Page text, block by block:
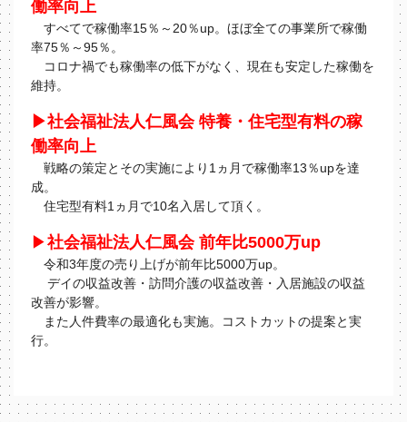
働率向上
すべてで稼働率15％～20％up。ほぼ全ての事業所で稼働
率75％～95％。
コロナ禍でも稼働率の低下がなく、現在も安定した稼働を
維持。
▶社会福祉法人仁風会 特養・住宅型有料の稼
働率向上
戦略の策定とその実施により1ヵ月で稼働率13％upを達
成。
住宅型有料1ヵ月で10名入居して頂く。
▶社会福祉法人仁風会 前年比5000万up
令和3年度の売り上げが前年比5000万up。
デイの収益改善・訪問介護の収益改善・入居施設の収益
改善が影響。
また人件費率の最適化も実施。コストカットの提案と実
行。